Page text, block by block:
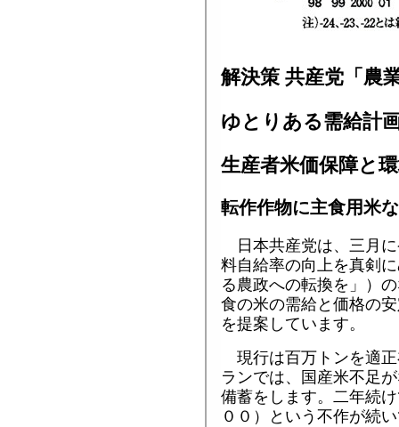
解決策 共産党「農
ゆとりある需給計
生産者米価保障と
転作作物に主食用米
日本共産党は、三月
料自給率の向上を真剣
る農政への転換を」）
食の米の需給と価格の
を提案しています。
現行は百万トンを適
ランでは、国産米不足
備蓄をします。二年続
００）という不作が続